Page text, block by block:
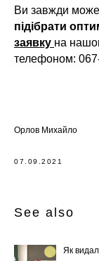
Ви завжди
підібрати
заявку на
телефоном:
Орлов Михайло
07.09.2021
See also
Як